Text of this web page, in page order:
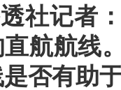
社记者
航航线
否有助